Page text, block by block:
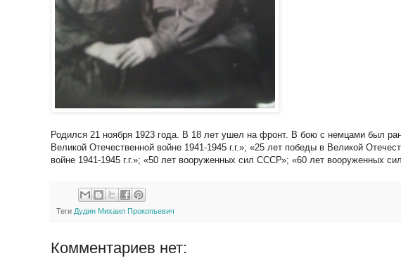
Родился 21 ноября 1923 года. В 18 лет ушел на фронт. В бою с немцами был
Великой Отечественной войне 1941-1945 г.г.»; «25 лет победы в Великой
войне 1941-1945 г.г.»; «50 лет вооруженных сил СССР»; «60 лет вооруженных
Теги Дудин Михаил Прокопьевич
Комментариев нет: